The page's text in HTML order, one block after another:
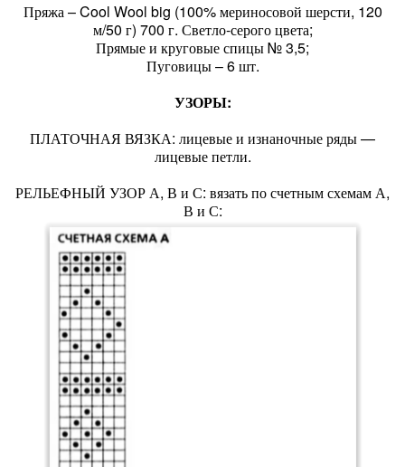
Пряжа – Cool Wool big (100% мериносовой шерсти, 120
м/50 г) 700 г. Светло-серого цвета;
Прямые и круговые спицы № 3,5;
Пуговицы – 6 шт.
УЗОРЫ:
ПЛАТОЧНАЯ ВЯЗКА: лицевые и изнаночные ряды —
лицевые петли.
РЕЛЬЕФНЫЙ УЗОР А, В и С: вязать по счетным схемам А,
В и С: